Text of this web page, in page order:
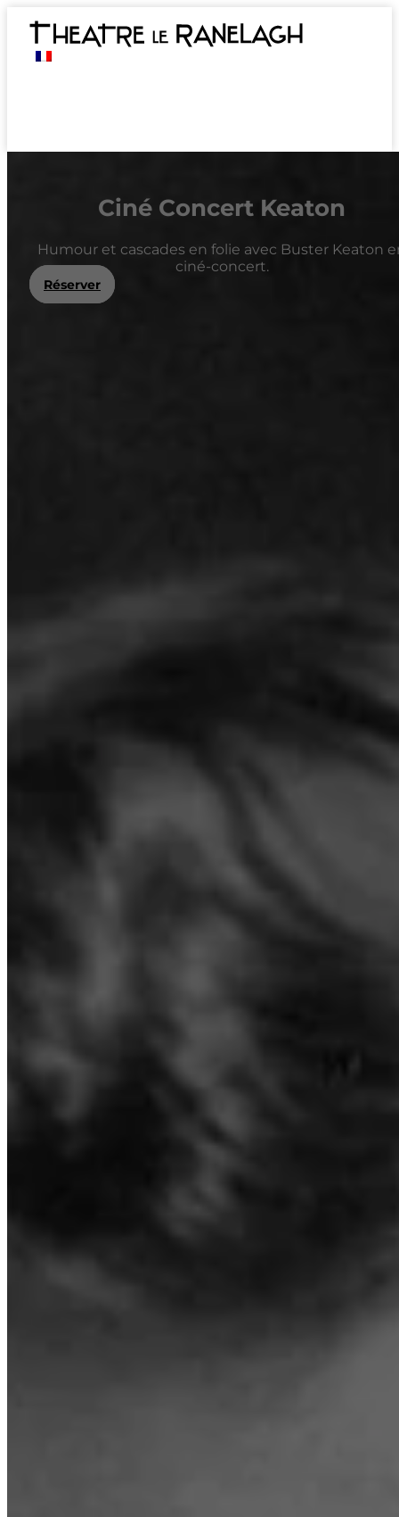
Ciné Concert Keaton
Humour et cascades en folie avec Buster Keaton
ciné-concert.
Réserver